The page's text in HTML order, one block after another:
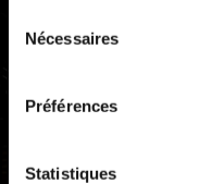
Nécessaires
Préférences
Statistiques